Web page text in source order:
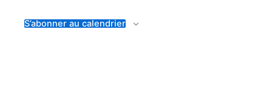
S’abonner au calendrier